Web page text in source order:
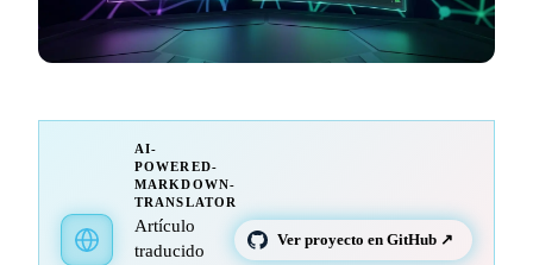
AI-
POWERED-
MARKDOWN-
TRANSLATOR
Artículo
traducido
Ver proyecto en GitHub ↗